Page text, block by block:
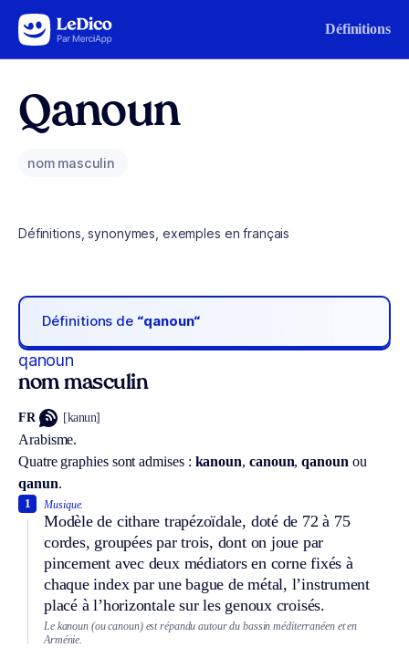
Aller au contenu Définitions
Qanoun
nom masculin
Définitions, synonymes, exemples en français
Définitions de “qanoun“
qanoun
nom masculin
FR [kanun]
Arabisme.
Quatre graphies sont admises : kanoun, canoun,qanoun ou
qanun.
Musique.
Modèle de cithare trapézoïdale, doté de 72 à 75
cordes, groupées par trois, dont on joue par
pincement avec deux médiators en corne fixés à
chaque index par une bague de métal, l’instrument
placé à l’horizontale sur les genoux croisés.
1
Le kanoun (ou canoun) est répandu autour du bassin méditerranéen et en
Arménie.